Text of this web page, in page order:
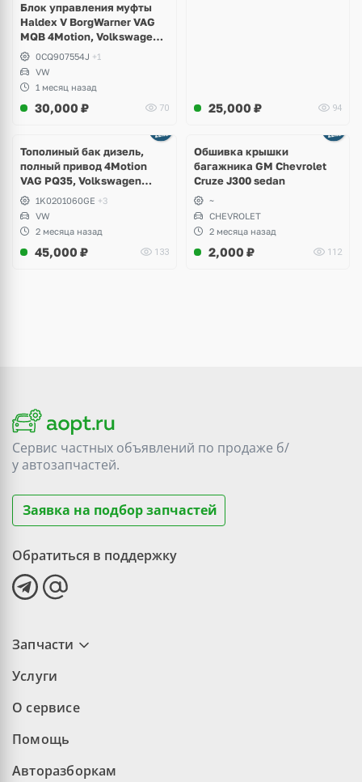
Блок управления муфты
Haldex V BorgWarner VAG
MQB 4Motion, Volkswagen
Tiguan
0CQ907554J +1
VW
1 месяц назад
30,000 ₽ 70 25,000 ₽ 94
Тополиный бак дизель,
полный привод 4Motion
VAG PQ35, Volkswagen
Scirocco, Golf V, VI, Skoda
Yeti, Octavia A5, Superb,
Audi A3, Seat Altea
1K0201060GE +3
VW
2 месяца назад
45,000 ₽ 133
Обшивка крышки
багажника GM Chevrolet
Cruze J300 sedan
~
CHEVROLET
2 месяца назад
2,000 ₽ 112
Сервис частных объявлений по продаже б/
уавтозапчастей.
Заявка на подбор запчастей
Обратиться в поддержку
Запчасти
Услуги
О сервисе
Помощь
Авторазборкам